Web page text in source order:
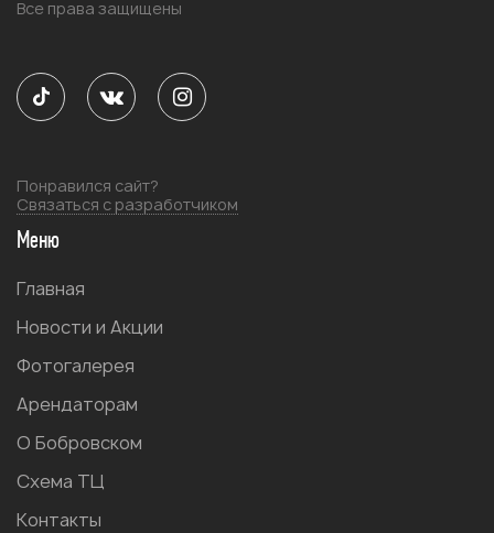
Все права защищены
Понравился сайт?
Связаться с разработчиком
Меню
Главная
Новости и Акции
Фотогалерея
Арендаторам
О Бобровском
Схема ТЦ
Контакты